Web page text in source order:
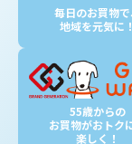
毎日のお買物で
地域を元気に！
55歳からの
お買物がおトク
楽しく！